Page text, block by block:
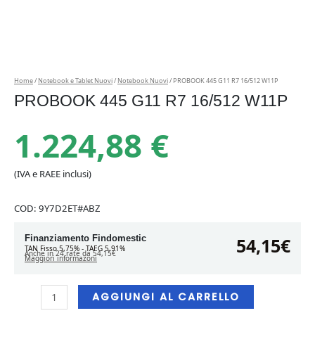
Home/ Notebook e Tablet Nuovi/ Notebook Nuovi/ PROBOOK 445 G11 R7 16/512 W11P
PROBOOK 445 G11 R7 16/512 W11P
1.224,88 €
(IVA e RAEE inclusi)
COD: 9Y7D2ET#ABZ
Finanziamento Findomestic
TAN Fisso 5,75% - TAEG 5,91%
Anche in 24 rate da 54,15€
Maggiori informazoni
54,15€
PROBOOK
AGGIUNGI AL CARRELLO